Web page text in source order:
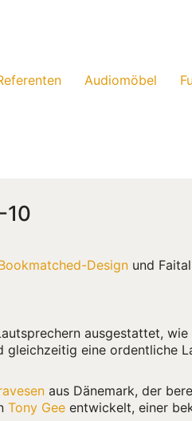
Audiomöbel
10
Design und
ausgestattet,
eine ordentliche
aus Dänemark, der
Tony Gee entwickelt, einer